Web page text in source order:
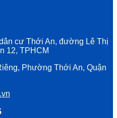
cư Thới An, đường Lê Thị
12, TPHCM
Phường Thới An, Quận